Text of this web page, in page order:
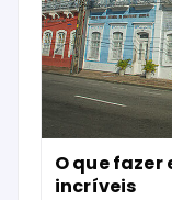
O que fazer
incríveis